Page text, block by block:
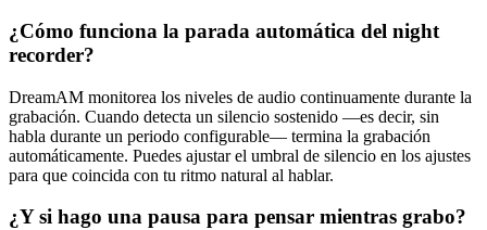
¿Cómo funciona la parada automática del night
recorder?
DreamAM monitorea los niveles de audio continuamente durante la
grabación. Cuando detecta un silencio sostenido —es decir, sin
habla durante un periodo configurable— termina la grabación
automáticamente. Puedes ajustar el umbral de silencio en los ajustes
para que coincida con tu ritmo natural al hablar.
¿Y si hago una pausa para pensar mientras grabo?